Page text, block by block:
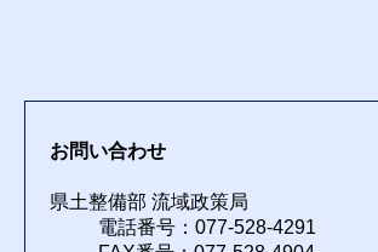
お問い合わせ
県土整備部 流域政策局
電話番号：077-528-4291